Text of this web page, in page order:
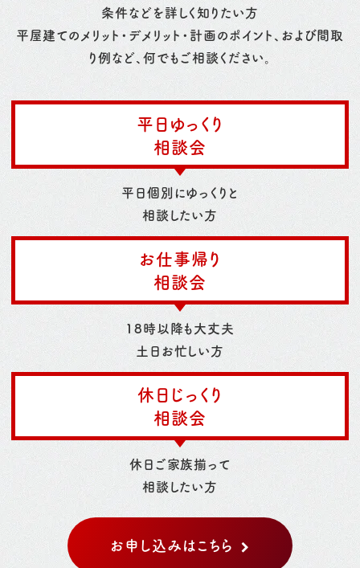
条件などを詳しく知りたい方
平屋建てのメリット・デメリット・計画のポイント、および間取
り例など、何でもご相談ください。
平日ゆっくり
相談会
平日個別にゆっくりと
相談したい方
お仕事帰り
相談会
18時以降も大丈夫
土日お忙しい方
休日じっくり
相談会
休日ご家族揃って
相談したい方
お申し込みはこちら